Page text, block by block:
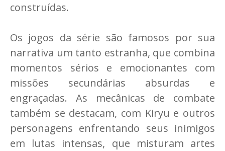
construídas.
Os jogos da série são famosos por sua
narrativa um tanto estranha, que combina
momentos sérios e emocionantes com
missões secundárias absurdas e
engraçadas. As mecânicas de combate
também se destacam, com Kiryu e outros
personagens enfrentando seus inimigos
em lutas intensas, que misturam artes